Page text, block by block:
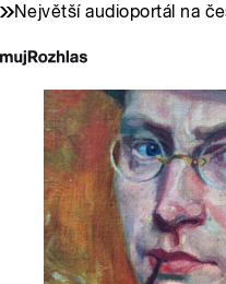
Největší audioportál na